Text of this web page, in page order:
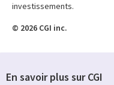
investissements.
© 2026 CGI inc.
En savoir plus sur CGI